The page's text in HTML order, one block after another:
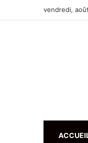
vendredi,